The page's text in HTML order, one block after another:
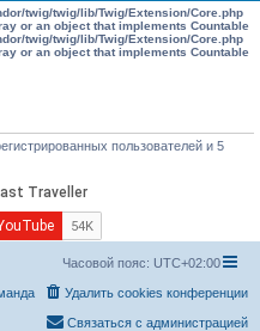
twig/twig/lib/Twig/Extension/Core.php
or an object that implements Countable
twig/twig/lib/Twig/Extension/Core.php
or an object that implements Countable
пользователей и 5
Часовой пояс: UTC+02:00
Удалить cookies конференции
Связаться с администрацией